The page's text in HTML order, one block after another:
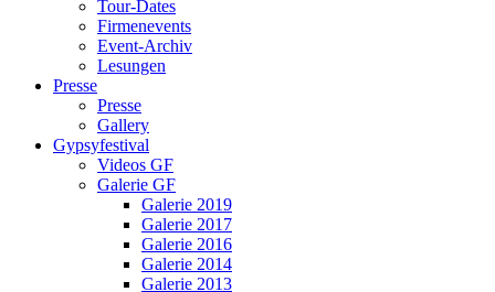
Tour-Dates
Firmenevents
Event-Archiv
Lesungen
Presse
Presse
Gallery
Gypsyfestival
Videos GF
Galerie GF
Galerie 2019
Galerie 2017
Galerie 2016
Galerie 2014
Galerie 2013